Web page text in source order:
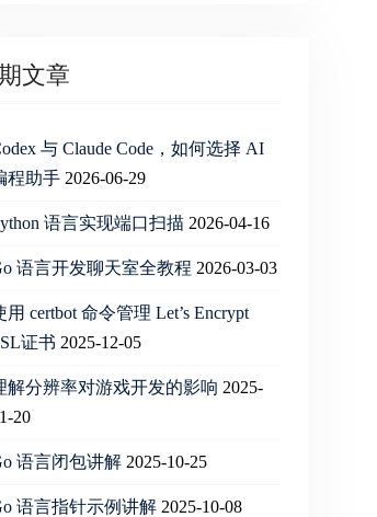
文章
与 Claude Code，如何选择 AI
程助手 2026-06-29
语言实现端口扫描 2026-04-16
语言开发聊天室全教程 2026-03-03
用 certbot 命令管理 Let’s Encrypt
证书 2025-12-05
解分辨率对游戏开发的影响 2025-
20
语言闭包讲解 2025-10-25
语言指针示例讲解 2025-10-08